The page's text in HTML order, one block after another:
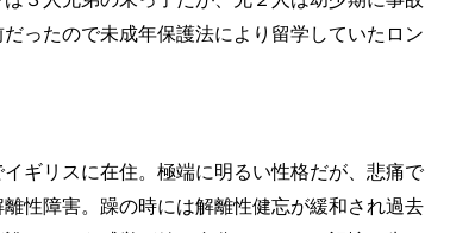
ったので未成年保護法により留学していたロン
ギリスに在住。極端に明るい性格だが、悲痛で
性障害。躁の時には解離性健忘が緩和され過去